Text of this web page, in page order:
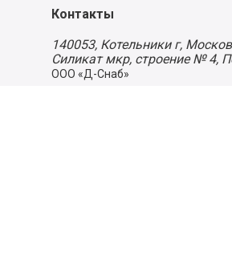
Контакты
140053, Котельники г,
Силикат мкр, строение № 4,
ООО «Д-Снаб»